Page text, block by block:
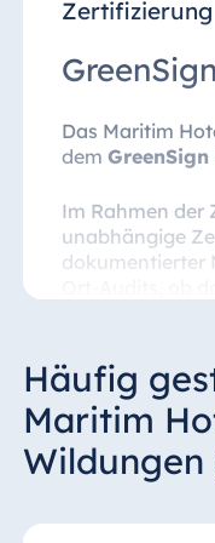
Zertifizierung
Das Maritim
dem
Im Rahmen der
unabhängige
dokumentierter
soziale
Der
weitere
Häufig
Maritim
Wildungen